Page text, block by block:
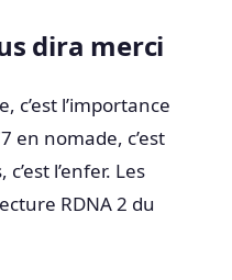
dira merci
c’est l’importance
en nomade, c’est
l’enfer. Les
RDNA 2 du